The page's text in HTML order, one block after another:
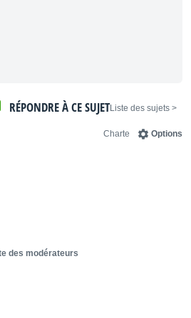
< Liste des sujets
RÉPONDRE À CE SUJET
Options
Charte
des modérateurs